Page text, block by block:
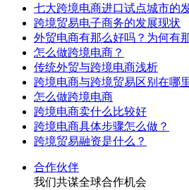
七大跨境电商进口试点城市的
跨境贸易电子商务的发展现状
外贸电商有那么好吗？为何有
怎么做跨境电商？
传统外贸与跨境电商浅析
跨境电商与跨境贸易区别在哪
怎么做跨境电商
跨境电商卖什么比较好
跨境电商具体步骤怎么做？
跨境贸易融资是什么？
合作伙伴
我们共谋全球合作机会